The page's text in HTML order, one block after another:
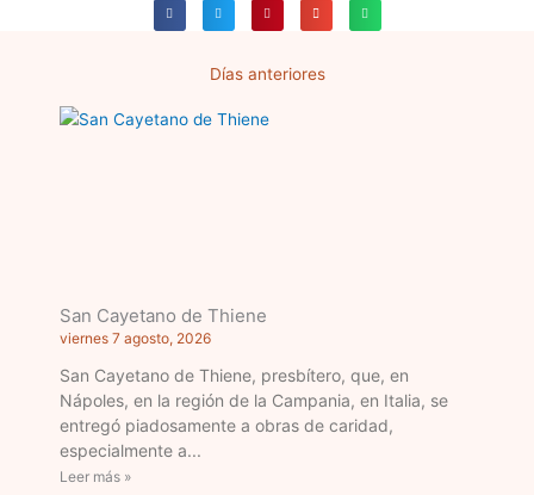
Días anteriores
San Cayetano de Thiene
viernes 7 agosto, 2026
San Cayetano de Thiene, presbítero, que, en
Nápoles, en la región de la Campania, en Italia, se
entregó piadosamente a obras de caridad,
especialmente a
Leer más »
Página
PáginaPágina